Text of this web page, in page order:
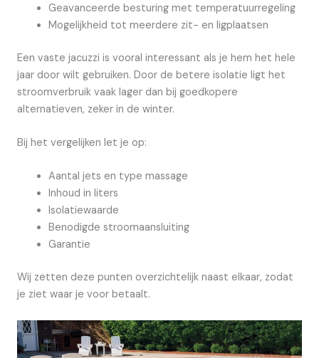
Geavanceerde besturing met temperatuurregeling
Mogelijkheid tot meerdere zit- en ligplaatsen
Een vaste jacuzzi is vooral interessant als je hem het hele
jaar door wilt gebruiken. Door de betere isolatie ligt het
stroomverbruik vaak lager dan bij goedkopere
alternatieven, zeker in de winter.
Bij het vergelijken let je op:
Aantal jets en type massage
Inhoud in liters
Isolatiewaarde
Benodigde stroomaansluiting
Garantie
Wij zetten deze punten overzichtelijk naast elkaar, zodat
je ziet waar je voor betaalt.